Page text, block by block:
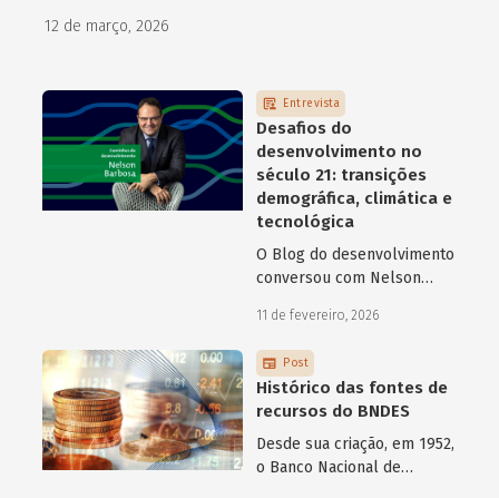
superação desse desafio.
12 de março, 2026
Entrevista
Desafios do
desenvolvimento no
século 21: transições
demográfica, climática e
tecnológica
O Blog do desenvolvimento
conversou com Nelson
atuais do desenvolvimento
hoje.
11 de fevereiro, 2026
Post
Histórico das fontes de
recursos do BNDES
Desde sua criação, em 1952,
o Banco Nacional de